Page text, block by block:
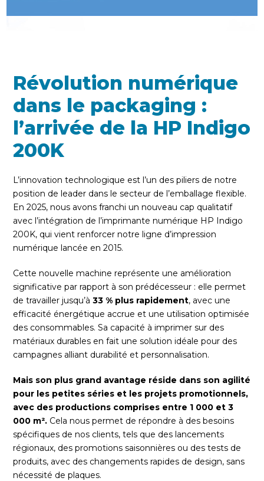
Révolution numérique
dans le packaging :
l’arrivée de la HP Indigo
200K
L’innovation technologique est l’un des piliers de notre
position de leader dans le secteur de l’emballage flexible.
En 2025, nous avons franchi un nouveau cap qualitatif
avec l’intégration de l’imprimante numérique HP Indigo
200K, qui vient renforcer notre ligne d’impression
numérique lancée en 2015.
Cette nouvelle machine représente une amélioration
significative par rapport à son prédécesseur : elle permet
de travailler jusqu’à33 % plus rapidement, avec une
efficacité énergétique accrue et une utilisation optimisée
des consommables. Sa capacité à imprimer sur des
matériaux durables en fait une solution idéale pour des
campagnes alliant durabilité et personnalisation.
Mais son plus grand avantage réside dans son agilité
pour les petites séries et les projets promotionnels,
avec des productions comprises entre 1 000 et 3
000 m². Cela nous permet de répondre à des besoins
spécifiques de nos clients, tels que des lancements
régionaux, des promotions saisonnières ou des tests de
produits, avec des changements rapides de design, sans
nécessité de plaques.